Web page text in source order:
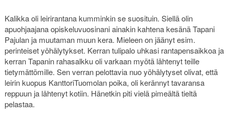
Kalikka oli leirirantana kumminkin se suosituin. Siellä olin
apuohjaajana opiskeluvuosinani ainakin kahtena kesänä Tapani
Pajulan ja muutaman muun kera. Mieleen on jäänyt esim.
perinteiset yöhälytykset. Kerran tulipalo uhkasi rantapensaikkoa ja
kerran Tapanin rahasalkku oli varkaan myötä lähtenyt teille
tietymättömille. Sen verran pelottavia nuo yöhälytyset olivat, että
leirin kuopus KanttoriTuomolan poika, oli kerännyt tavaransa
reppuun ja lähtenyt kotiin. Hänetkin piti vielä pimeältä tieltä
pelastaa.